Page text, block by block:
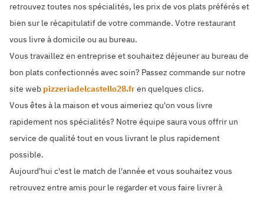
retrouvez toutes nos spécialités, les prix de vos plats préférés et
bien sur le récapitulatif de votre commande. Votre restaurant
vous livre à domicile ou au bureau.
Vous travaillez en entreprise et souhaitez déjeuner au bureau de
bon plats confectionnés avec soin? Passez commande sur notre
site web pizzeriadelcastello28.fren quelques clics.
Vous êtes à la maison et vous aimeriez qu'on vous livre
rapidement nos spécialités? Notre équipe saura vous offrir un
service de qualité tout en vous livrant le plus rapidement
possible.
Aujourd'hui c'est le match de l'année et vous souhaitez vous
retrouvez entre amis pour le regarder et vous faire livrer à